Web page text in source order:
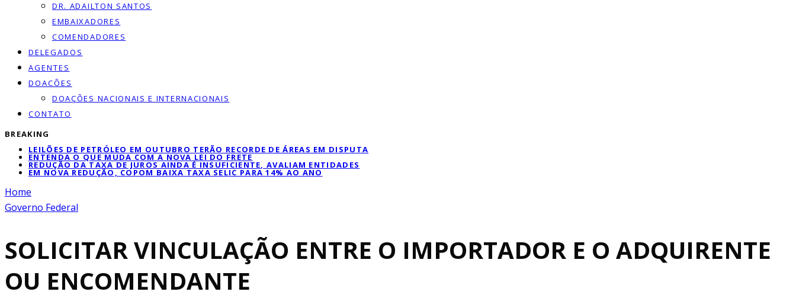
DR. ADAILTON SANTOS
EMBAIXADORES
COMENDADORES
DELEGADOS
AGENTES
DOACÕES
DOAÇÕES NACIONAIS E INTERNACIONAIS
CONTATO
BREAKING
LEILÕES DE PETRÓLEO EM OUTUBRO TERÃO RECORDE DE ÁREAS EM DISPUTA
ENTENDA O QUE MUDA COM A NOVA LEI DO FRETE
REDUÇÃO DA TAXA DE JUROS AINDA É INSUFICIENTE, AVALIAM ENTIDADES
EM NOVA REDUÇÃO, COPOM BAIXA TAXA SELIC PARA 14% AO ANO
Home
Governo Federal
SOLICITAR VINCULAÇÃO ENTRE O IMPORTADOR E O ADQUIRENTE
OU ENCOMENDANTE